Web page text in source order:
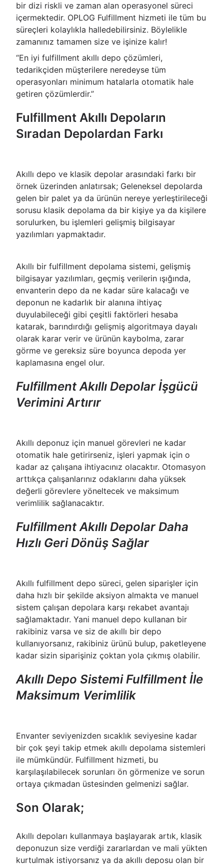
bir dizi riskli ve zaman alan operasyonel süreci
içermektedir. OPLOG Fulfillment hizmeti ile tüm bu
süreçleri kolaylıkla halledebilirsiniz. Böylelikle
zamanınız tamamen size ve işinize kalır!
“En iyi fulfillment akıllı depo çözümleri,
tedarikçiden müşterilere neredeyse tüm
operasyonları minimum hatalarla otomatik hale
getiren çözümlerdir.”
Fulfillment Akıllı Depoların
Sıradan Depolardan Farkı
Akıllı depo ve klasik depolar arasındaki farkı bir
örnek üzerinden anlatırsak; Geleneksel depolarda
gelen bir palet ya da ürünün nereye yerleştirileceği
sorusu klasik depolama da bir kişiye ya da kişilere
sorulurken, bu işlemleri gelişmiş bilgisayar
yazılımları yapmaktadır.
Akıllı bir fulfillment depolama sistemi, gelişmiş
bilgisayar yazılımları, geçmiş verilerin ışığında,
envanterin depo da ne kadar süre kalacağı ve
deponun ne kadarlık bir alanına ihtiyaç
duyulabileceği gibi çeşitli faktörleri hesaba
katarak, barındırdığı gelişmiş algoritmaya dayalı
olarak karar verir ve ürünün kaybolma, zarar
görme ve gereksiz süre boyunca depoda yer
kaplamasına engel olur.
Fulfillment Akıllı Depolar İşgücü
Verimini Artırır
Akıllı deponuz için manuel görevleri ne kadar
otomatik hale getirirseniz, işleri yapmak için o
kadar az çalışana ihtiyacınız olacaktır. Otomasyon
arttıkça çalışanlarınız odaklarını daha yüksek
değerli görevlere yöneltecek ve maksimum
verimlilik sağlanacaktır.
Fulfillment Akıllı Depolar Daha
Hızlı Geri Dönüş Sağlar
Akıllı fulfillment depo süreci, gelen siparişler için
daha hızlı bir şekilde aksiyon almakta ve manuel
sistem çalışan depolara karşı rekabet avantajı
sağlamaktadır. Yani manuel depo kullanan bir
rakibiniz varsa ve siz de akıllı bir depo
kullanıyorsanız, rakibiniz ürünü bulup, paketleyene
kadar sizin siparişiniz çoktan yola çıkmış olabilir.
Akıllı Depo Sistemi Fulfillment İle
Maksimum Verimlilik
Envanter seviyenizden sıcaklık seviyesine kadar
bir çok şeyi takip etmek akıllı depolama sistemleri
ile mümkündür. Fulfillment hizmeti, bu
karşılaşılabilecek sorunları ön görmenize ve sorun
ortaya çıkmadan üstesinden gelmenizi sağlar.
Son Olarak;
Akıllı depoları kullanmaya başlayarak artık, klasik
deponuzun size verdiği zararlardan ve mali yükten
kurtulmak istiyorsanız ya da akıllı deposu olan bir